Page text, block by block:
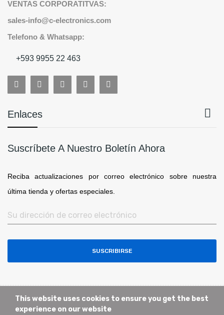
VENTAS CORPORATITVAS:
sales-info@c-electronics.com
Telefono & Whatsapp:
+593 9955 22 463
Enlaces 
Suscríbete A Nuestro Boletín Ahora
Reciba actualizaciones por correo electrónico sobre nuestra
última tienda y ofertas especiales.
SUSCRIBIRSE
This website uses cookies to ensure you get the best
experience on our website